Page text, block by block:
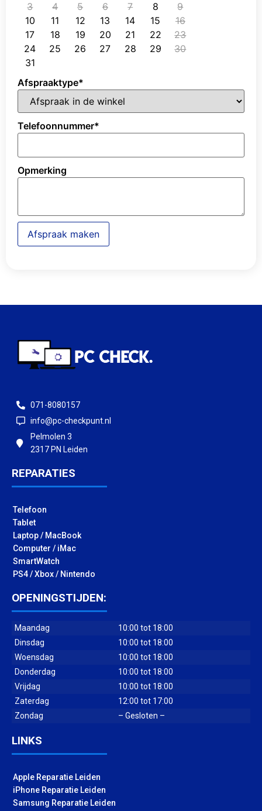
3
4 5 6 7 8
9
10
11 12 13 14 15
16
17
18 19 20 21 22
23
24
25 26 27 28 29
30
31
Afspraaktype*
Telefoonnummer*
Opmerking
Afspraak maken
071-8080157
info@pc-checkpunt.nl
Pelmolen 3
2317 PN Leiden
REPARATIES
Telefoon
Tablet
Laptop / MacBook
Computer / iMac
SmartWatch
PS4 / Xbox / Nintendo
OPENINGSTIJDEN:
Maandag
10:00 tot 18:00
Dinsdag
10:00 tot 18:00
Woensdag
10:00 tot 18:00
Donderdag
10:00 tot 18:00
Vrijdag
10:00 tot 18:00
Zaterdag
12:00 tot 17:00
Zondag
– Gesloten –
LINKS
Apple Reparatie Leiden
iPhone Reparatie Leiden
Samsung Reparatie Leiden